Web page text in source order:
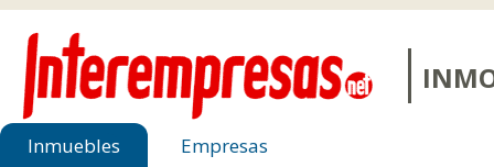
Inmuebles Empresas